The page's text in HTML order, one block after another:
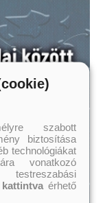
szabott
biztosítása
technológiákat
vonatkozó
érhető